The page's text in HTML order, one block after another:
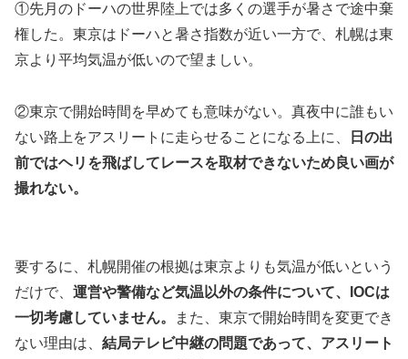
①先月のドーハの世界陸上では多くの選手が暑さで途中棄
権した。東京はドーハと暑さ指数が近い一方で、札幌は東
京より平均気温が低いので望ましい。
②東京で開始時間を早めても意味がない。真夜中に誰もい
ない路上をアスリートに走らせることになる上に、
日の出
前ではヘリを飛ばしてレースを取材できないため良い画が
撮れない。
要するに、札幌開催の根拠は東京よりも気温が低いという
だけで、 運営や警備など気温以外の条件について、IOCは
一切考慮していません。
また、東京で開始時間を変更でき
ない理由は、 結局テレビ中継の問題であって、アスリート